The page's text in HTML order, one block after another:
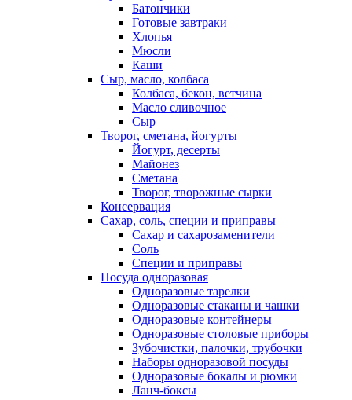
Батончики
Готовые завтраки
Хлопья
Мюсли
Каши
Сыр, масло, колбаса
Колбаса, бекон, ветчина
Масло сливочное
Сыр
Творог, сметана, йогурты
Йогурт, десерты
Майонез
Сметана
Творог, творожные сырки
Консервация
Сахар, соль, специи и приправы
Сахар и сахарозаменители
Соль
Специи и приправы
Посуда одноразовая
Одноразовые тарелки
Одноразовые стаканы и чашки
Одноразовые контейнеры
Одноразовые столовые приборы
Зубочистки, палочки, трубочки
Наборы одноразовой посуды
Одноразовые бокалы и рюмки
Ланч-боксы